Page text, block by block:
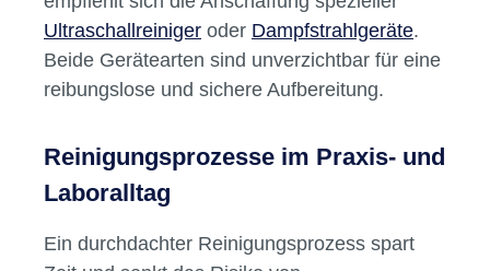
zu befreien und eine schnelle Trocknung
zu gewährleisten.
Thermodesinfektoren: Für die
automatisierte, validierbare Reinigung
Je nach Einsatzgebiet und Arbeitsvolumen
UltraschallreinigeroderDampfstrahlgeräte.